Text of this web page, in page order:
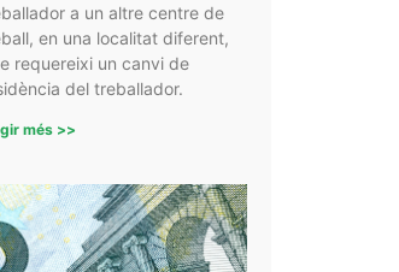
a un altre centre de
en una localitat diferent,
requereixi un canvi de
del treballador.
més >>